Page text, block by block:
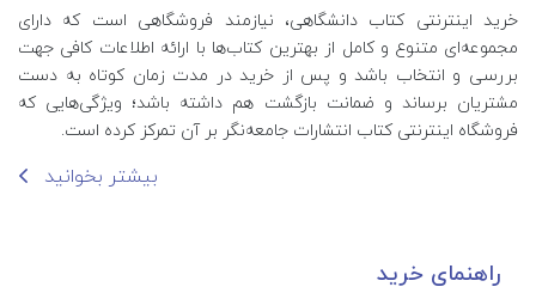
خرید اینترنتی کتاب‌ دانشگاهی، نیازمند فروشگاهی است که دارای
مجموعه‌ای متنوع و کامل از بهترین کتاب‌ها با ارائه اطلاعات کافی جهت
بررسی و انتخاب باشد و پس از خرید در مدت زمان کوتاه به دست
مشتریان برساند و ضمانت بازگشت هم داشته باشد؛ ویژگی‌هایی که
فروشگاه اینترنتی کتاب انتشارات جامعه‌نگر بر آن تمرکز کرده است.
بیشتر بخوانید
راهنمای خرید